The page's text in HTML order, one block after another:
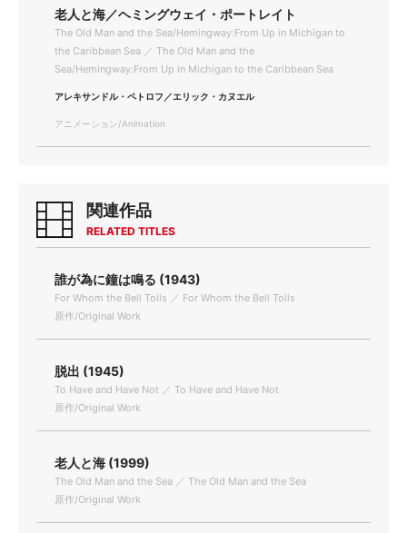
老人と海／ヘミングウェイ・ポートレイト
The Old Man and the Sea/Hemingway:From Up in Michigan to
the Caribbean Sea ／ The Old Man and the
Sea/Hemingway:From Up in Michigan to the Caribbean Sea
アレキサンドル・ペトロフ／エリック・カヌエル
アニメーション/Animation
関連作品
RELATED TITLES
誰が為に鐘は鳴る (1943)
For Whom the Bell Tolls ／ For Whom the Bell Tolls
原作/Original Work
脱出 (1945)
To Have and Have Not ／ To Have and Have Not
原作/Original Work
老人と海 (1999)
The Old Man and the Sea ／ The Old Man and the Sea
原作/Original Work